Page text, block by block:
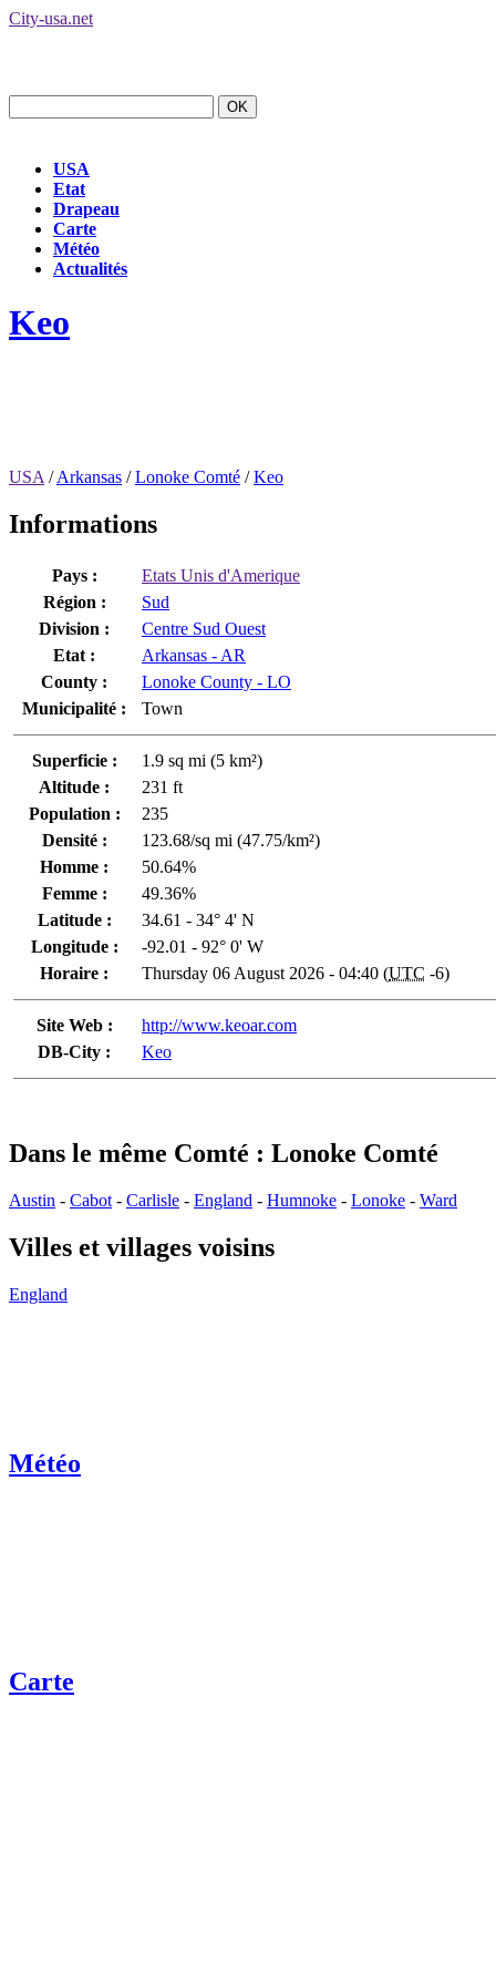
City-usa.net
USA
Etat
Drapeau
Carte
Météo
Actualités
Keo
USA /Arkansas /Lonoke Comté /Keo
Informations
Pays :
Etats Unis d'Amerique
Région :
Sud
Division :
Centre Sud Ouest
Etat :
Arkansas - AR
County :
Lonoke County - LO
Municipalité :
Town
Superficie :
1.9 sq mi (5 km²)
Altitude :
231 ft
Population :
235
Densité :
123.68/sq mi (47.75/km²)
Homme :
50.64%
Femme :
49.36%
Latitude :
34.61 - 34° 4' N
Longitude :
-92.01 - 92° 0' W
Horaire :
Thursday 06 August 2026 - 04:40 (UTC -6)
Site Web :
http://www.keoar.com
DB-City :
Keo
Dans le même Comté : Lonoke Comté
Austin - Cabot - Carlisle - England - Humnoke - Lonoke - Ward
Villes et villages voisins
England
Météo
Carte